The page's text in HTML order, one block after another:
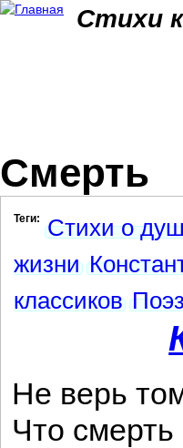
Стихи
Смерть
Теги: Стихи о
жизни
классиков
Не верь
Что